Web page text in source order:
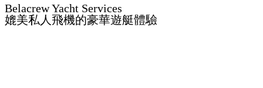
Belacrew Yacht Services
媲美私人飛機的豪華遊艇體驗